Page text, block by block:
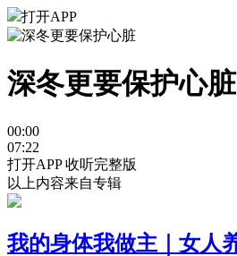
打开APP
深冬更要保护心脏
00:00
07:22
打开APP 收听完整版
以上内容来自专辑
我的身体我做主｜女人